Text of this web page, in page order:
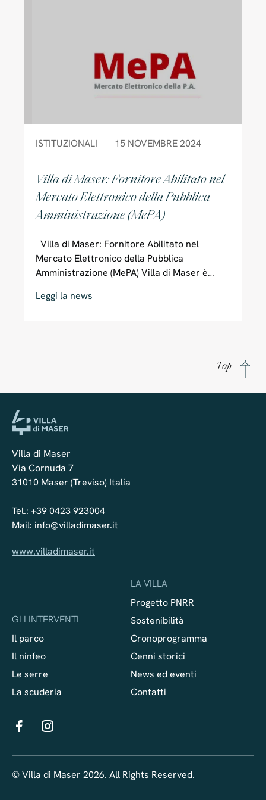
ISTITUZIONALI 15 NOVEMBRE 2024
Villa di Maser: Fornitore Abilitato nel
Mercato Elettronico della Pubblica
Amministrazione (MePA)
Villa di Maser: Fornitore Abilitato nel
Mercato Elettronico della Pubblica
Amministrazione (MePA) Villa di Maser è
abilitato MePA (Mercato Elettronico della
diretto da fornitori certificati. Il MePA, gestito
acquisti della Pubblica Amministrazione,
assicurando trasparenza e tracciabilità in ogni
Villa di Maser offre alle Amministrazioni la
possibilità di collaborare con una struttura...
Leggi la news
Top
Villa di Maser
Via Cornuda 7
31010 Maser (Treviso) Italia
Tel.: +39 0423 923004
Mail: info@villadimaser.it
www.villadimaser.it
GLI INTERVENTI
Il parco
Il ninfeo
Le serre
La scuderia
LA VILLA
Progetto PNRR
Sostenibilità
Cronoprogramma
Cenni storici
News ed eventi
Contatti
© Villa di Maser 2026. All Rights Reserved.